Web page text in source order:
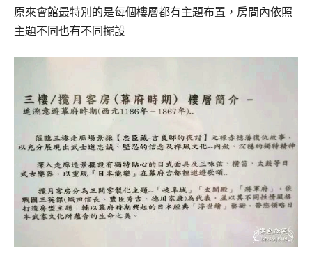
原來會館最特別的是每個樓層都有主題布置，房間內依照
主題不同也有不同擺設